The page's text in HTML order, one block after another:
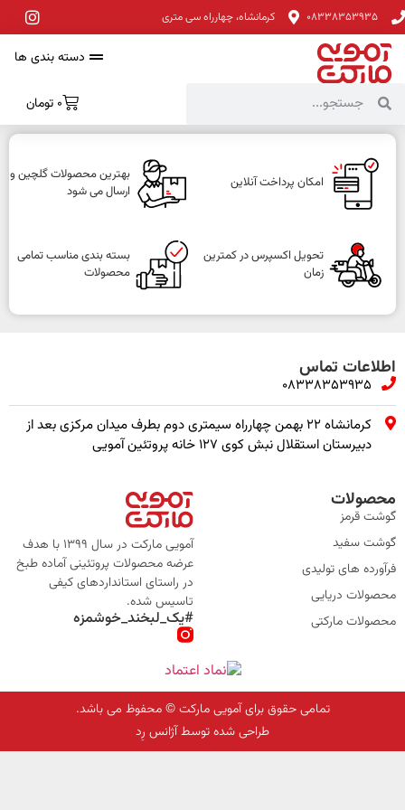
08338353935 کرمانشاه، چهارراه سی متری
دسته بندی ها
0 تومان
امکان پرداخت آنلاین
بهترین محصولات گلچین و
ارسال می شود
تحویل اکسپرس در کمترین
زمان
بسته بندی مناسب تمامی
محصولات
اطلاعات تماس
08338353935
کرمانشاه ۲۲ بهمن چهارراه سیمتری دوم بطرف میدان مرکزی بعد از
دبیرستان استقلال نبش کوی ۱۲۷ خانه پروتئین آمویی
محصولات
گوشت قرمز
گوشت سفید
فرآورده های تولیدی
محصولات دریایی
محصولات مارکتی
آمویی مارکت در سال 1399 با هدف
عرضه محصولات پروتئینی آماده طبخ
در راستای استانداردهای کیفی
تاسیس شده.
#یک_لبخند_خوشمزه
تمامی حقوق برای آمویی مارکت © محفوظ می باشد.
طراحی شده توسط آژانس رِد